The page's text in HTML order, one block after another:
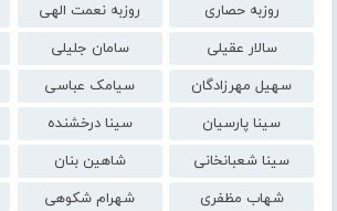
روزبه حصاری
روزبه نعمت الهی
سالار عقیلی
سامان جلیلی
سهیل مهرزادگان
سیامک عباسی
سینا پارسیان
سینا درخشنده
سینا شعبانخانی
شاهین بنان
شهاب مظفری
شهرام شکوهی